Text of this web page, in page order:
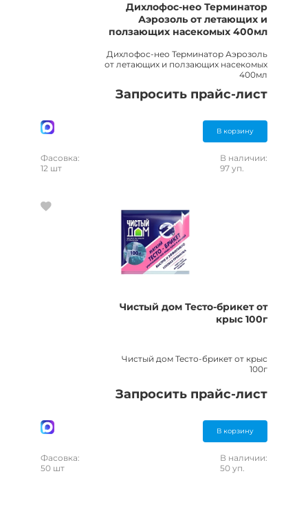
Дихлофос-нео Терминатор
Аэрозоль от летающих и
ползающих насекомых 400мл
Дихлофос-нео Терминатор Аэрозоль
от летающих и ползающих насекомых
400мл
Запросить прайс-лист
В корзину
Фасовка:
12 шт
В наличии:
97 уп.
Чистый дом Тесто-брикет от
крыс 100г
Чистый дом Тесто-брикет от крыс
100г
Запросить прайс-лист
В корзину
Фасовка:
50 шт
В наличии:
50 уп.